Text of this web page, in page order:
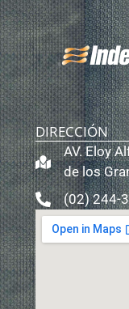
DIRECCIÓN
AV. Eloy
de los
(02) 244-